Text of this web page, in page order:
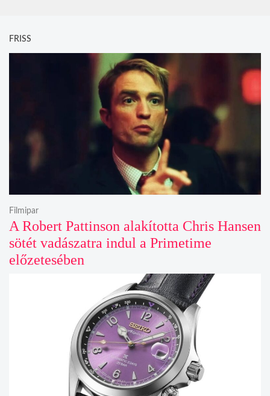
FRISS
A Robert Pattinson alakította Chris Hansen
sötét vadászatra indul a Primetime
előzetesében
Filmipar